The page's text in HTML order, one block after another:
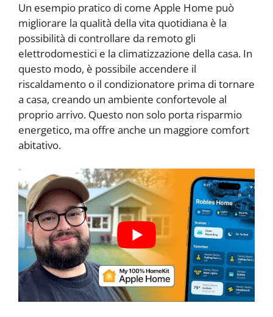
Un esempio pratico di come Apple Home può
migliorare la qualità della vita quotidiana è la
possibilità di controllare da remoto gli
elettrodomestici e la climatizzazione della casa. In
questo modo, è possibile accendere il
riscaldamento o il condizionatore prima di tornare
a casa, creando un ambiente confortevole al
proprio arrivo. Questo non solo porta risparmio
energetico, ma offre anche un maggiore comfort
abitativo.